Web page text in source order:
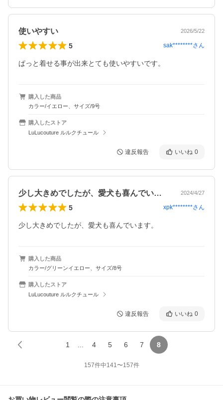
使いやすい 2026/5/22
5 sak********さん
ぱっと着せる事が出来とても使いやすいです。
購入した商品
カラー/イエロー、サイズ/9号
購入したストア
LuLucouture ルルクチュール
違反報告 いいね 0
少し大きめでしたが、愛犬も喜んでいます… 2024/4/27
5 xpk********さん
少し大きめでしたが、愛犬も喜んでいます。
購入した商品
カラー/グリーンイエロー、サイズ/8号
購入したストア
LuLucouture ルルクチュール
違反報告 いいね 0
1 4 5 6 7 8
157件中141〜157件